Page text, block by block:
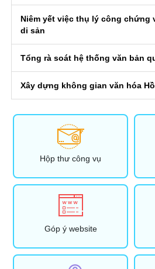
Niêm yết việc thụ lý công chứng
di sản
Tổng rà soát hệ thống văn bản
Xây dựng không gian văn hóa
Hộp thư công vụ
Góp ý website